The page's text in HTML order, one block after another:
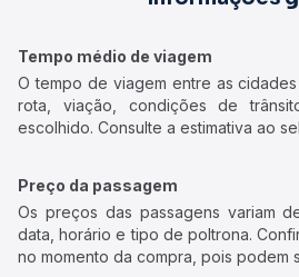
Tempo médio de viagem
O tempo de viagem entre as
rota, viação, condições de
escolhido. Consulte a estimativa ao
Preço da passagem
Os preços das passagens variam
data, horário e tipo de poltrona.
no momento da compra, pois podem